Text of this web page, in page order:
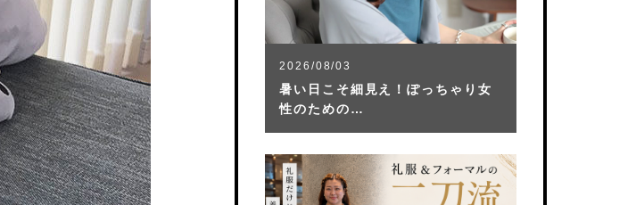
2026/08/03
暑い日こそ細見え！ぽっちゃり女
性のための…